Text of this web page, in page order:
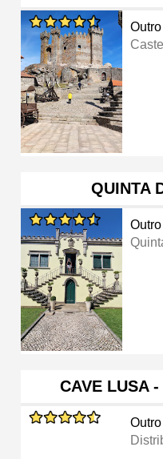
Outro
QUINTA
Outro
CAVE LUSA
Outro